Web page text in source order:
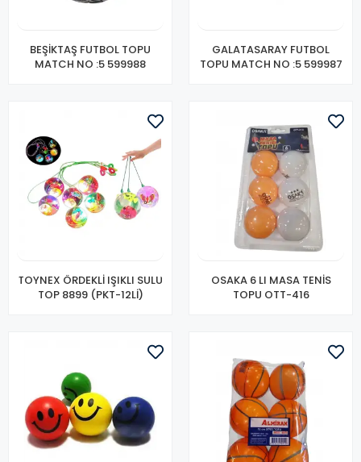
BEŞİKTAŞ FUTBOL TOPU
MATCH NO :5 599988
GALATASARAY FUTBOL
TOPU MATCH NO :5 599987
TOYNEX ÖRDEKLİ IŞIKLI SULU
TOP 8899 (PKT-12Lİ)
OSAKA 6 LI MASA TENİS
TOPU OTT-416